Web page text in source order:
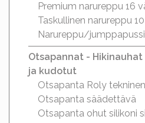
Premium narureppu 16
Taskullinen narureppu
Narureppu/
Otsapannat -
ja kudotut
Otsapanta Roly tekninen
Otsapanta säädettävä
Otsapanta ohut silikoni